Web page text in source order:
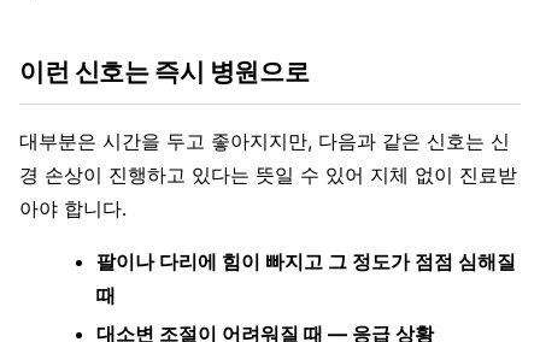
이런 신호는 즉시 병원으로
대부분은 시간을 두고 좋아지지만, 다음과 같은 신호는 신
경 손상이 진행하고 있다는 뜻일 수 있어 지체 없이 진료받
아야 합니다.
팔이나 다리에 힘이 빠지고 그 정도가 점점 심해질
때
대소변 조절이 어려워질 때 — 응급 상황